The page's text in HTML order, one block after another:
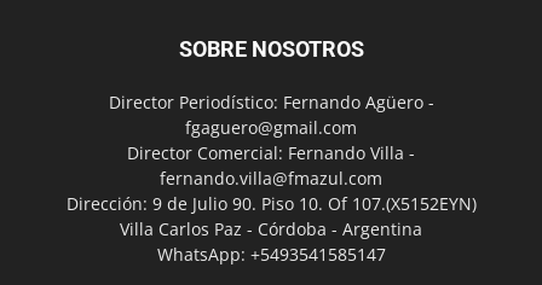
SOBRE NOSOTROS
Director Periodístico: Fernando Agüero -
fgaguero@gmail.com
Director Comercial: Fernando Villa -
fernando.villa@fmazul.com
Dirección: 9 de Julio 90. Piso 10. Of 107.(X5152EYN)
Villa Carlos Paz - Córdoba - Argentina
WhatsApp: +5493541585147